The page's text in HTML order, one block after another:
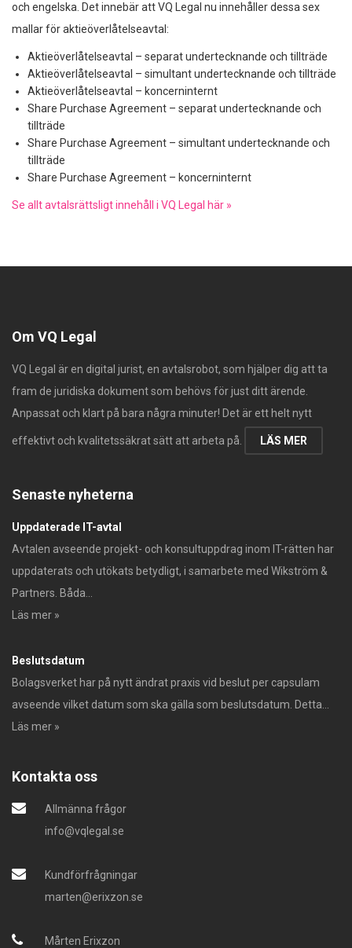
och engelska. Det innebär att VQ Legal nu innehåller dessa sex
mallar för aktieöverlåtelseavtal:
Aktieöverlåtelseavtal – separat undertecknande och tillträde
Aktieöverlåtelseavtal – simultant undertecknande och tillträde
Aktieöverlåtelseavtal – koncerninternt
Share Purchase Agreement – separat undertecknande och
tillträde
Share Purchase Agreement – simultant undertecknande och
tillträde
Share Purchase Agreement – koncerninternt
Se allt avtalsrättsligt innehåll i VQ Legal här »
Om VQ Legal
VQ Legal är en digital jurist, en avtalsrobot, som hjälper dig att ta
fram de juridiska dokument som behövs för just ditt ärende.
Anpassat och klart på bara några minuter! Det är ett helt nytt
effektivt och kvalitetssäkrat sätt att arbeta på. LÄS MER
Senaste nyheterna
Uppdaterade IT-avtal
Avtalen avseende projekt- och konsultuppdrag inom IT-rätten har
uppdaterats och utökats betydligt, i samarbete med Wikström &
Partners. Båda...
Läs mer »
Beslutsdatum
Bolagsverket har på nytt ändrat praxis vid beslut per capsulam
avseende vilket datum som ska gälla som beslutsdatum. Detta...
Läs mer »
Kontakta oss
Allmänna frågor
info@vqlegal.se
Kundförfrågningar
marten@erixzon.se
Mårten Erixzon